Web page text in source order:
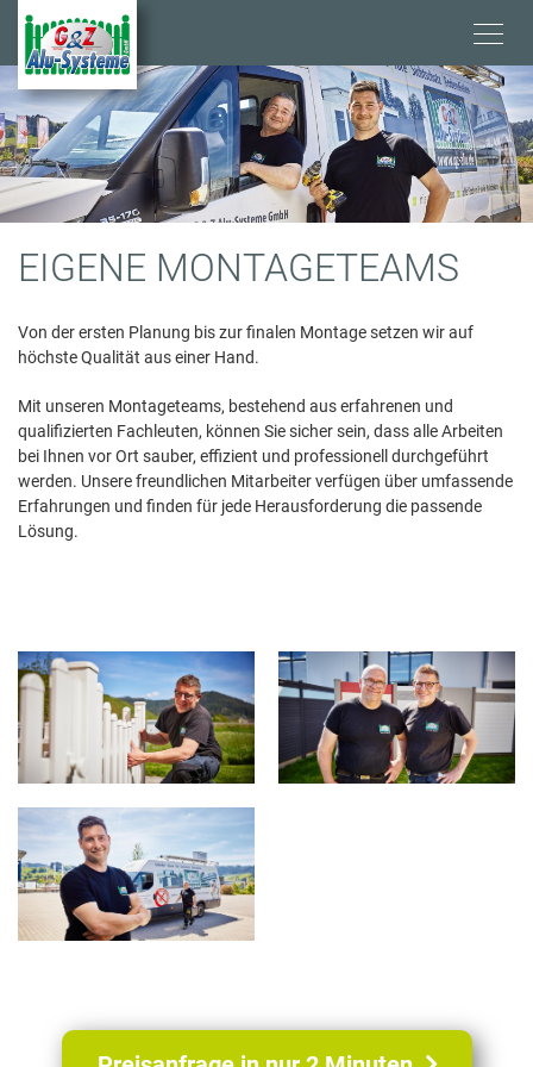
Direkt
Inhalt
E
N
E
O
N
T
A
G
E
EIGENE MONTAGETEAMS
Von der ersten Planung bis zur finalen Montage setzen wir auf
höchste Qualität aus einer Hand.
Mit unseren Montageteams, bestehend aus erfahrenen und
qualifizierten Fachleuten, können Sie sicher sein, dass alle Arbeiten
bei Ihnen vor Ort sauber, effizient und professionell durchgeführt
werden. Unsere freundlichen Mitarbeiter verfügen über umfassende
Erfahrungen und finden für jede Herausforderung die passende
Lösung.